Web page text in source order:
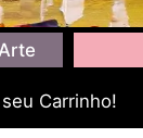
Carrinho!